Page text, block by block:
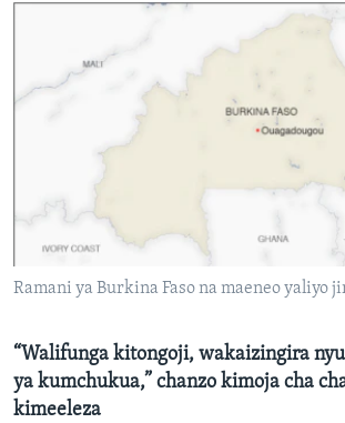
MAREKANI
Lugha
Ramani ya Burkina Faso na maeneo yaliyo
“Walifunga kitongoji, wakaizingira
ya kumchukua,” chanzo kimoja cha
kimeeleza